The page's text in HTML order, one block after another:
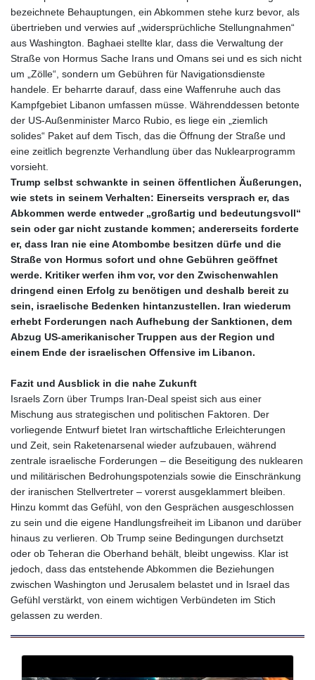
bezeichnete Behauptungen, ein Abkommen stehe kurz bevor, als
übertrieben und verwies auf „widersprüchliche Stellungnahmen“
aus Washington. Baghaei stellte klar, dass die Verwaltung der
Straße von Hormus Sache Irans und Omans sei und es sich nicht
um „Zölle“, sondern um Gebühren für Navigationsdienste
handele. Er beharrte darauf, dass eine Waffenruhe auch das
Kampfgebiet Libanon umfassen müsse. Währenddessen betonte
der US‑Außenminister Marco Rubio, es liege ein „ziemlich
solides“ Paket auf dem Tisch, das die Öffnung der Straße und
eine zeitlich begrenzte Verhandlung über das Nuklearprogramm
vorsieht.
Trump selbst schwankte in seinen öffentlichen Äußerungen,
wie stets in seinem Verhalten: Einerseits versprach er, das
Abkommen werde entweder „großartig und bedeutungsvoll“
sein oder gar nicht zustande kommen; andererseits forderte
er, dass Iran nie eine Atombombe besitzen dürfe und die
Straße von Hormus sofort und ohne Gebühren geöffnet
werde. Kritiker werfen ihm vor, vor den Zwischenwahlen
dringend einen Erfolg zu benötigen und deshalb bereit zu
sein, israelische Bedenken hintanzustellen. Iran wiederum
erhebt Forderungen nach Aufhebung der Sanktionen, dem
Abzug US‑amerikanischer Truppen aus der Region und
einem Ende der israelischen Offensive im Libanon.
Fazit und Ausblick in die nahe Zukunft
Israels Zorn über Trumps Iran‑Deal speist sich aus einer
Mischung aus strategischen und politischen Faktoren. Der
vorliegende Entwurf bietet Iran wirtschaftliche Erleichterungen
und Zeit, sein Raketenarsenal wieder aufzubauen, während
zentrale israelische Forderungen – die Beseitigung des nuklearen
und militärischen Bedrohungspotenzials sowie die Einschränkung
der iranischen Stellvertreter – vorerst ausgeklammert bleiben.
Hinzu kommt das Gefühl, von den Gesprächen ausgeschlossen
zu sein und die eigene Handlungsfreiheit im Libanon und darüber
hinaus zu verlieren. Ob Trump seine Bedingungen durchsetzt
oder ob Teheran die Oberhand behält, bleibt ungewiss. Klar ist
jedoch, dass das entstehende Abkommen die Beziehungen
zwischen Washington und Jerusalem belastet und in Israel das
Gefühl verstärkt, von einem wichtigen Verbündeten im Stich
gelassen zu werden.